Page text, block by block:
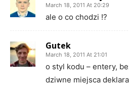
March 18, 2011 At 20:29
ale o co chodzi !?
Gutek
March 18, 2011 At 21:01
o styl kodu – entery,
dziwne miejsca